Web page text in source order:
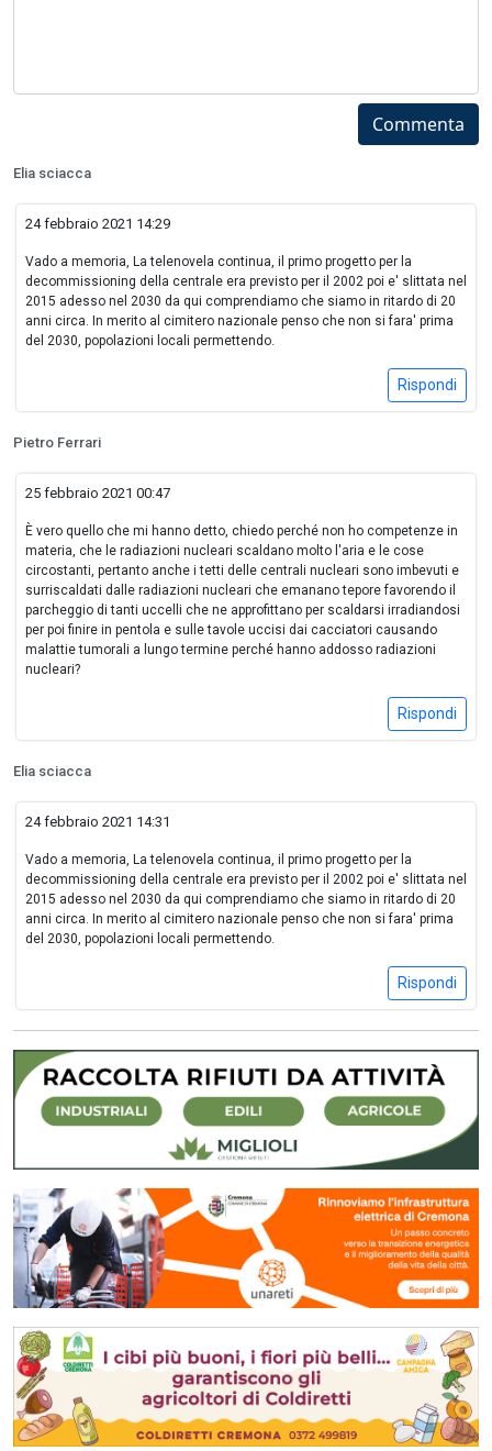
Commenta
Elia sciacca
24 febbraio 2021 14:29
Vado a memoria, La telenovela continua, il primo progetto per la
decommissioning della centrale era previsto per il 2002 poi e' slittata nel
2015 adesso nel 2030 da qui comprendiamo che siamo in ritardo di 20
anni circa. In merito al cimitero nazionale penso che non si fara' prima
del 2030, popolazioni locali permettendo.
Rispondi
Pietro Ferrari
25 febbraio 2021 00:47
È vero quello che mi hanno detto, chiedo perché non ho competenze in
materia, che le radiazioni nucleari scaldano molto l'aria e le cose
circostanti, pertanto anche i tetti delle centrali nucleari sono imbevuti e
surriscaldati dalle radiazioni nucleari che emanano tepore favorendo il
parcheggio di tanti uccelli che ne approfittano per scaldarsi irradiandosi
per poi finire in pentola e sulle tavole uccisi dai cacciatori causando
malattie tumorali a lungo termine perché hanno addosso radiazioni
nucleari?
Rispondi
Elia sciacca
24 febbraio 2021 14:31
Vado a memoria, La telenovela continua, il primo progetto per la
decommissioning della centrale era previsto per il 2002 poi e' slittata nel
2015 adesso nel 2030 da qui comprendiamo che siamo in ritardo di 20
anni circa. In merito al cimitero nazionale penso che non si fara' prima
del 2030, popolazioni locali permettendo.
Rispondi